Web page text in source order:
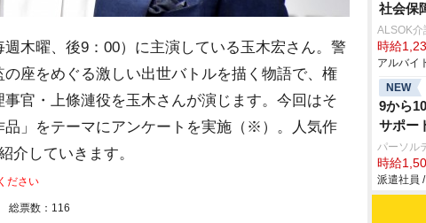
木曜、後9：00）に主演している玉木宏さん。警
座をめぐる激しい出世バトルを描く物語で、権
官・上條漣役を玉木さんが演じます。今回はそ
」をテーマにアンケートを実施（※）。人気作
介していきます。
ださい
総票数：116
社会保
ALSOK介
時給
アルバイ
NEW
9から
サポー
パーソル
時給
派遣社員